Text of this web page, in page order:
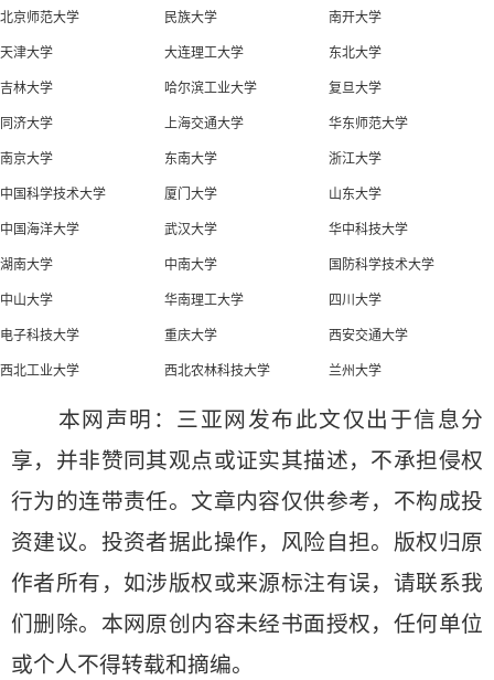
北京师范大学 民族大学 南开大学
天津大学 大连理工大学 东北大学
吉林大学 哈尔滨工业大学 复旦大学
同济大学 上海交通大学 华东师范大学
南京大学 东南大学 浙江大学
中国科学技术大学 厦门大学 山东大学
中国海洋大学 武汉大学 华中科技大学
湖南大学 中南大学 国防科学技术大学
中山大学 华南理工大学 四川大学
电子科技大学 重庆大学 西安交通大学
西北工业大学 西北农林科技大学 兰州大学
本网声明：三亚网发布此文仅出于信息分
享，并非赞同其观点或证实其描述，不承担侵权
行为的连带责任。文章内容仅供参考，不构成投
资建议。投资者据此操作，风险自担。版权归原
作者所有，如涉版权或来源标注有误，请联系我
们删除。本网原创内容未经书面授权，任何单位
或个人不得转载和摘编。